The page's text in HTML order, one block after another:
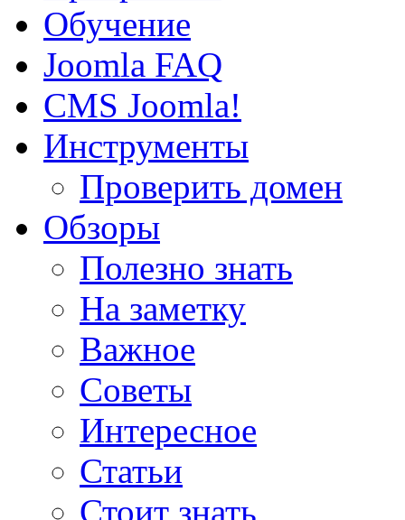
Обучение
Joomla FAQ
CMS Joomla!
Инструменты
Проверить домен
Обзоры
Полезно знать
На заметку
Важное
Советы
Интересное
Статьи
Стоит знать